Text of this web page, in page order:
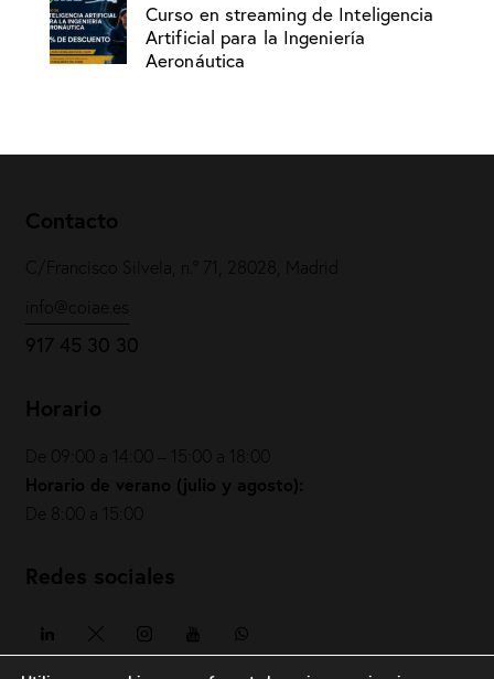
Curso en streaming de Inteligencia
Artificial para la Ingeniería
Aeronáutica
Contacto
C/Francisco Silvela, n.º 71, 28028, Madrid
info@coiae.es
917 45 30 30
Horario
De 09:00 a 14:00 – 15:00 a 18:00
Horario de verano (julio y agosto):
De 8:00 a 15:00
Redes sociales